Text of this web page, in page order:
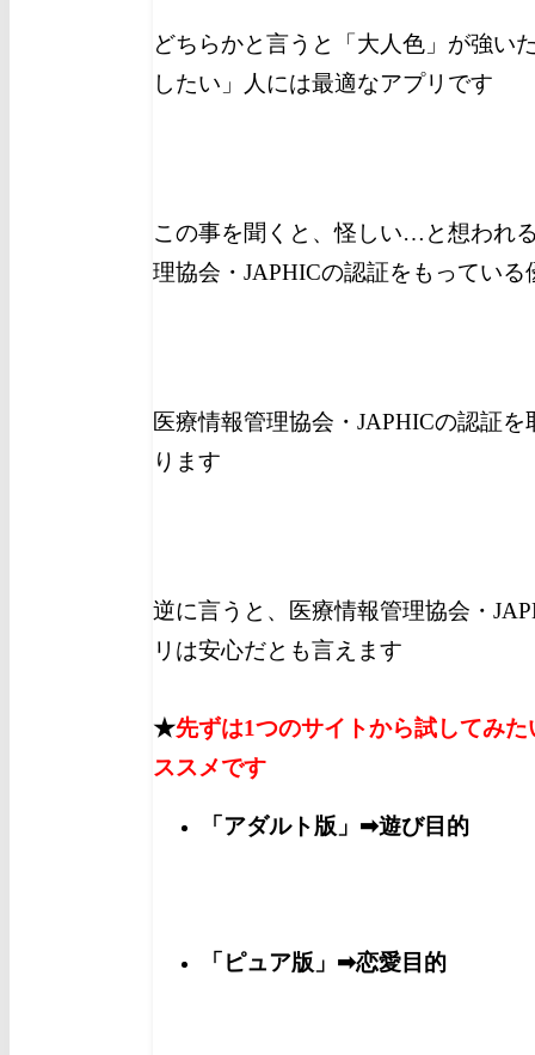
どちらかと言うと「大人色」が強い
したい」人には最適なアプリです
この事を聞くと、怪しい…と想われ
理協会・JAPHICの認証をもっている
医療情報管理協会・JAPHICの認証
ります
逆に言うと、医療情報管理協会・
リは安心だとも言えます
★先ずは1つのサイトから試してみ
ススメです
「アダルト版」➡遊び目的
「ピュア版」➡恋愛目的